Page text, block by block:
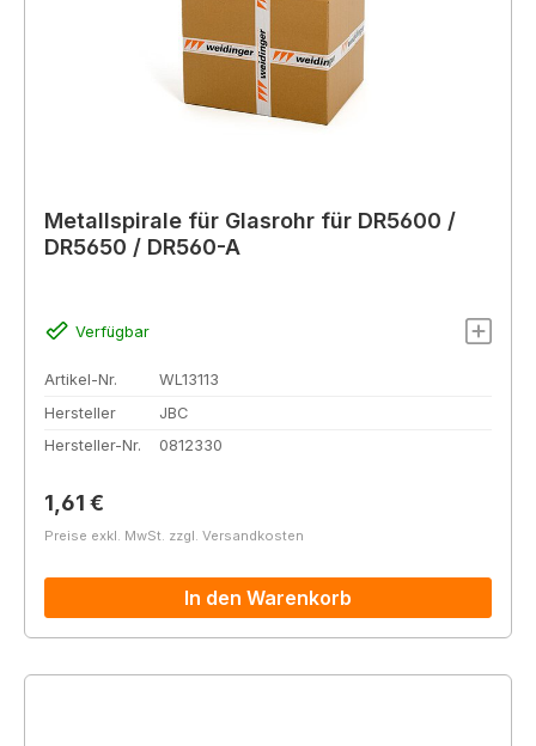
Metallspirale für Glasrohr für DR5600 /
DR5650 / DR560-A
Verfügbar
Artikel-Nr.
WL13113
Hersteller
JBC
Hersteller-Nr.
0812330
Regulärer Preis:
1,61 €
Preise exkl. MwSt. zzgl. Versandkosten
In den Warenkorb